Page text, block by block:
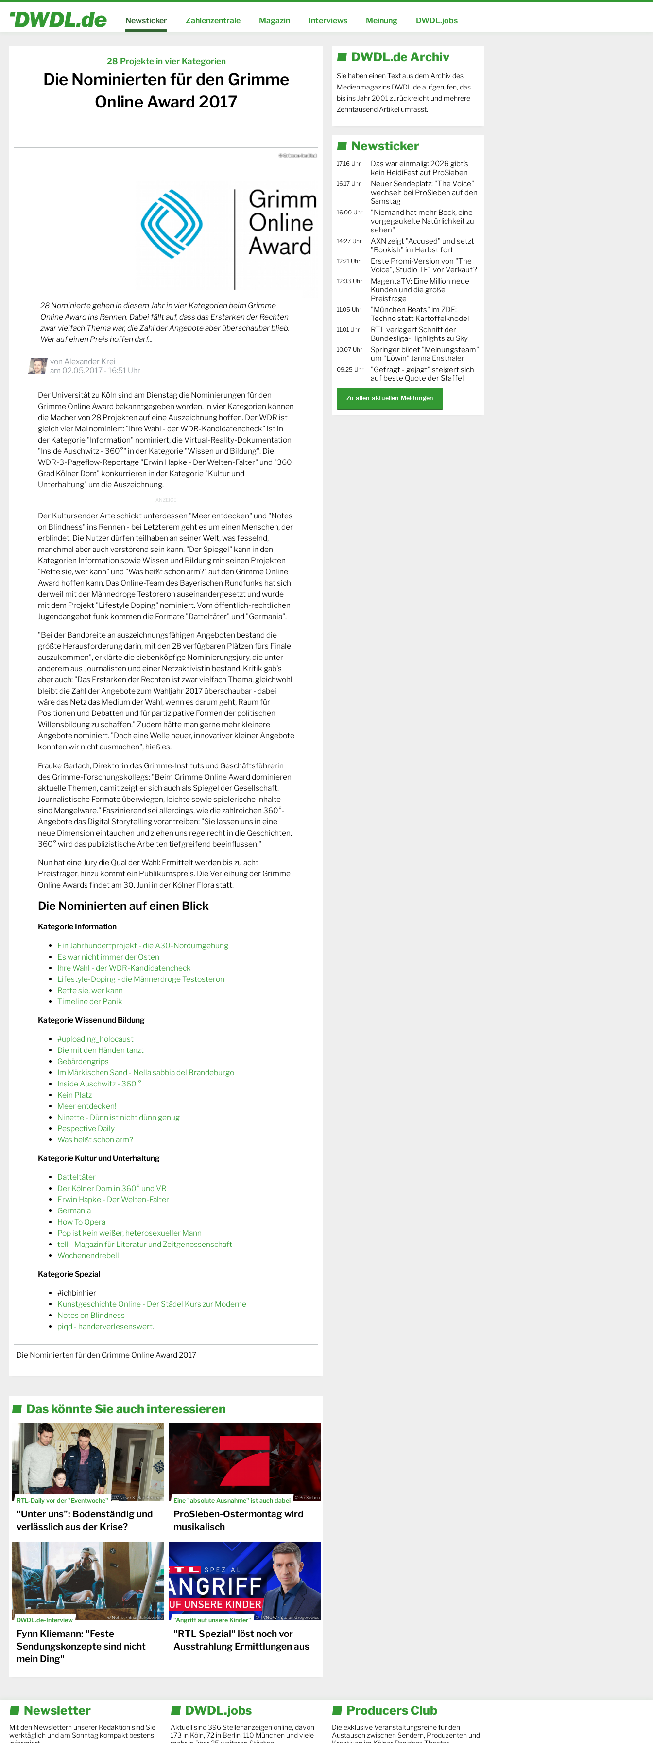
Newsticker Zahlenzentrale Magazin Interviews Meinung DWDL.jobs
28 Projekte in vier Kategorien
Die Nominierten für den Grimme
Online Award 2017
© Grimme-Institut
28 Nominierte gehen in diesem Jahr in vier Kategorien beim Grimme
Online Award ins Rennen. Dabei fällt auf, dass das Erstarken der Rechten
zwar vielfach Thema war, die Zahl der Angebote aber überschaubar blieb.
Wer auf einen Preis hoffen darf...
von Alexander Krei
am 02.05.2017 - 16:51 Uhr
Der Universität zu Köln sind am Dienstag die Nominierungen für den
Grimme Online Award bekanntgegeben worden. In vier Kategorien können
die Macher von 28 Projekten auf eine Auszeichnung hoffen. Der WDR ist
gleich vier Mal nominiert: "Ihre Wahl - der WDR-Kandidatencheck" ist in
der Kategorie "Information" nominiert, die Virtual-Reality-Dokumentation
"Inside Auschwitz - 360°" in der Kategorie "Wissen und Bildung". Die
WDR-3-Pageflow-Reportage "Erwin Hapke - Der Welten-Falter" und "360
Grad Kölner Dom" konkurrieren in der Kategorie "Kultur und
Unterhaltung" um die Auszeichnung.
Der Kultursender Arte schickt unterdessen "Meer entdecken" und "Notes
on Blindness" ins Rennen - bei Letzterem geht es um einen Menschen, der
erblindet. Die Nutzer dürfen teilhaben an seiner Welt, was fesselnd,
manchmal aber auch verstörend sein kann. "Der Spiegel" kann in den
Kategorien Information sowie Wissen und Bildung mit seinen Projekten
"Rette sie, wer kann" und "Was heißt schon arm?" auf den Grimme Online
Award hoffen kann. Das Online-Team des Bayerischen Rundfunks hat sich
derweil mit der Männedroge Testoreron auseinandergesetzt und wurde
mit dem Projekt "Lifestyle Doping" nominiert. Vom öffentlich-rechtlichen
Jugendangebot funk kommen die Formate "Datteltäter" und "Germania".
"Bei der Bandbreite an auszeichnungsfähigen Angeboten bestand die
größte Herausforderung darin, mit den 28 verfügbaren Plätzen fürs Finale
auszukommen", erklärte die siebenköpfige Nominierungsjury, die unter
anderem aus Journalisten und einer Netzaktivistin bestand. Kritik gab's
aber auch: "Das Erstarken der Rechten ist zwar vielfach Thema, gleichwohl
bleibt die Zahl der Angebote zum Wahljahr 2017 überschaubar - dabei
wäre das Netz das Medium der Wahl, wenn es darum geht, Raum für
Positionen und Debatten und für partizipative Formen der politischen
Willensbildung zu schaffen." Zudem hätte man gerne mehr kleinere
Angebote nominiert. "Doch eine Welle neuer, innovativer kleiner Angebote
konnten wir nicht ausmachen", hieß es.
Frauke Gerlach, Direktorin des Grimme-Instituts und Geschäftsführerin
des Grimme-Forschungskollegs: "Beim Grimme Online Award dominieren
aktuelle Themen, damit zeigt er sich auch als Spiegel der Gesellschaft.
Journalistische Formate überwiegen, leichte sowie spielerische Inhalte
sind Mangelware." Faszinierend sei allerdings, wie die zahlreichen 360°-
Angebote das Digital Storytelling vorantreiben: "Sie lassen uns in eine
neue Dimension eintauchen und ziehen uns regelrecht in die Geschichten.
360° wird das publizistische Arbeiten tiefgreifend beeinflussen."
Nun hat eine Jury die Qual der Wahl: Ermittelt werden bis zu acht
Preisträger, hinzu kommt ein Publikumspreis. Die Verleihung der Grimme
Online Awards findet am 30. Juni in der Kölner Flora statt.
Die Nominierten auf einen Blick
Kategorie Information
Ein Jahrhundertprojekt - die A30-Nordumgehung
Es war nicht immer der Osten
Ihre Wahl - der WDR-Kandidatencheck
Lifestyle-Doping - die Männerdroge Testosteron
Rette sie, wer kann
Timeline der Panik
Kategorie Wissen und Bildung
#uploading_holocaust
Die mit den Händen tanzt
Gebärdengrips
Im Märkischen Sand - Nella sabbia del Brandeburgo
Inside Auschwitz - 360 °
Kein Platz
Meer entdecken!
Ninette - Dünn ist nicht dünn genug
Pespective Daily
Was heißt schon arm?
Kategorie Kultur und Unterhaltung
Datteltäter
Der Kölner Dom in 360° und VR
Erwin Hapke - Der Welten-Falter
Germania
How To Opera
Pop ist kein weißer, heterosexueller Mann
tell - Magazin für Literatur und Zeitgenossenschaft
Wochenendrebell
Kategorie Spezial
#ichbinhier
Kunstgeschichte Online - Der Städel Kurs zur Moderne
Notes on Blindness
piqd - handerverlesenswert.
Die Nominierten für den Grimme Online Award 2017
Das könnte Sie auch interessieren
RTL-Daily vor der "Eventwoche" © TV Now / Stefan Behrens
"Unter uns": Bodenständig und
verlässlich aus der Krise?
Eine "absolute Ausnahme" ist auch dabei © ProSieben
ProSieben-Ostermontag wird
musikalisch
DWDL.de-Interview © Netflix / Brian Jakubowski
Fynn Kliemann: "Feste
Sendungskonzepte sind nicht
mein Ding"
"Angriff auf unsere Kinder" © TVNOW / Stefan Gregorowius
"RTL Spezial" löst noch vor
Ausstrahlung Ermittlungen aus
DWDL.de Archiv
Sie haben einen Text aus dem Archiv des
Medienmagazins DWDL.de aufgerufen, das
bis ins Jahr 2001 zurückreicht und mehrere
Zehntausend Artikel umfasst.
Newsticker
17:16 Uhr
Das war einmalig: 2026 gibt’s
kein HeidiFest auf ProSieben
16:17 Uhr
Neuer Sendeplatz: "The Voice"
wechselt bei ProSieben auf den
Samstag
16:00 Uhr
"Niemand hat mehr Bock, eine
vorgegaukelte Natürlichkeit zu
sehen"
14:27 Uhr
AXN zeigt "Accused" und setzt
"Bookish" im Herbst fort
12:21 Uhr
Erste Promi-Version von "The
Voice", Studio TF1 vor Verkauf?
12:03 Uhr
MagentaTV: Eine Million neue
Kunden und die große
Preisfrage
11:05 Uhr
"München Beats" im ZDF:
Techno statt Kartoffelknödel
11:01 Uhr
RTL verlagert Schnitt der
Bundesliga-Highlights zu Sky
10:07 Uhr
Springer bildet "Meinungsteam"
um "Löwin" Janna Ensthaler
09:25 Uhr
"Gefragt - gejagt" steigert sich
auf beste Quote der Staffel
Zu allen aktuellen Meldungen
Newsletter
Mit den Newslettern unserer Redaktion sind Sie
werktäglich und am Sonntag kompakt bestens
DWDL.jobs
Aktuell sind 396 Stellenanzeigen online, davon
173 in Köln, 72 in Berlin, 110 München und viele
Producers Club
Die exklusive Veranstaltungsreihe für den
Austausch zwischen Sendern, Produzenten und